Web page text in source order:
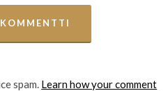
spam. Learn how your comment